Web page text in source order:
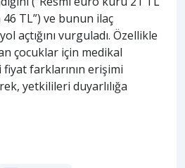
TL”) ve bunun ilaç
açtığını vurguladı. Özellikle
çocuklar için medikal
farklarının erişimi
yetkilileri duyarlılığa